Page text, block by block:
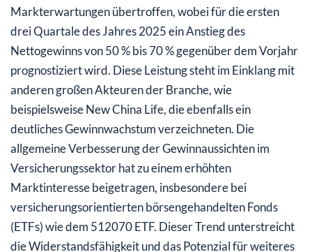
Markterwartungen übertroffen, wobei für die ersten
drei Quartale des Jahres 2025 ein Anstieg des
Nettogewinns von 50 % bis 70 % gegenüber dem Vorjahr
prognostiziert wird. Diese Leistung steht im Einklang mit
anderen großen Akteuren der Branche, wie
beispielsweise New China Life, die ebenfalls ein
deutliches Gewinnwachstum verzeichneten. Die
allgemeine Verbesserung der Gewinnaussichten im
Versicherungssektor hat zu einem erhöhten
Marktinteresse beigetragen, insbesondere bei
versicherungsorientierten börsengehandelten Fonds
(ETFs) wie dem 512070 ETF. Dieser Trend unterstreicht
die Widerstandsfähigkeit und das Potenzial für weiteres